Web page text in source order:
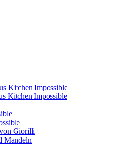
Kitchen Impossible
Kitchen Impossible
von Giorilli
Mandeln